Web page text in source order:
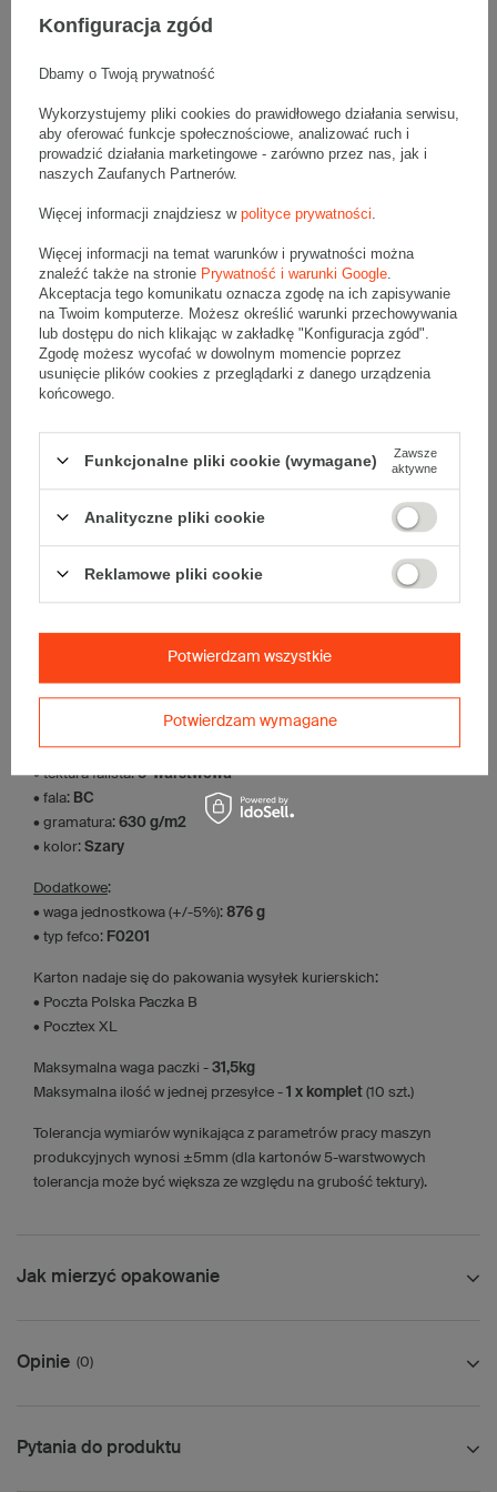
Fala
Gramatura
Kolor Jasnobrązowy (szary)
Wytrzymałość
Numer FEFCO F0201
Składanie Ręczne
wysokość)
Opakowanie wykonane jest z tektury falistej 5-warstwowej, fala BC
Wymiary:
450x450x350 mm
• wewnętrzne:437x437x324 mm
Materiał:
• tektura falista:5-warstwowa
• fala: BC
• gramatura: 630 g/m2
• kolor: Szary
Dodatkowe:
• waga jednostkowa (+/-5%): 876 g
• typ fefco: F0201
Karton nadaje się do pakowania wysyłek kurierskich:
• Poczta Polska Paczka B
• Pocztex XL
Maksymalna waga paczki - 31,5kg
Maksymalna ilość w jednej przesyłce - 1 x komplet (10 szt.)
Tolerancja wymiarów wynikająca z parametrów pracy maszyn
produkcyjnych wynosi ±5mm (dla kartonów 5-warstwowych
tolerancja może być większa ze względu na grubość tektury).
Jak mierzyć opakowanie
Opinie (0)
Pytania do produktu
Konfiguracja zgód
Dbamy o Twoją prywatność
Wykorzystujemy pliki cookies do prawidłowego działania serwisu,
aby oferować funkcje społecznościowe, analizować ruch i
prowadzić działania marketingowe - zarówno przez nas, jak i
naszych Zaufanych Partnerów.
Więcej informacji znajdziesz w polityce prywatności
Więcej informacji na temat warunków i prywatności można
znaleźć także na stronie Prywatność i warunki Google
Akceptacja tego komunikatu oznacza zgodę na ich zapisywanie
na Twoim komputerze. Możesz określić warunki przechowywania
lub dostępu do nich klikając w zakładkę "Konfiguracja zgód".
Zgodę możesz wycofać w dowolnym momencie poprzez
usunięcie plików cookies z przeglądarki z danego urządzenia
końcowego.
Funkcjonalne pliki cookie (wymagane)
Zawsze
aktywne
Analityczne pliki cookie
Reklamowe pliki cookie
Potwierdzam wymagane
Potwierdzam wszystkie